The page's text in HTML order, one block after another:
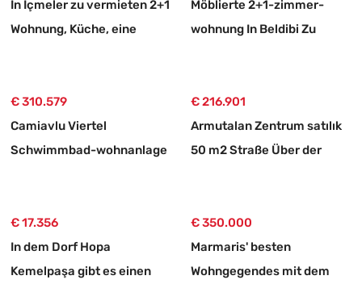
In İçmeler zu vermieten 2+1
Wohnung, Küche, eine
Möblierte 2+1-zimmer-
wohnung In Beldibi Zu
€ 310.579
Camiavlu Viertel
Schwimmbad-wohnanlage
€ 216.901
Armutalan Zentrum satılık
50 m2 Straße Über der
€ 17.356
In dem Dorf Hopa
Kemelpaşa gibt es einen
€ 350.000
Marmaris' besten
Wohngegendes mit dem